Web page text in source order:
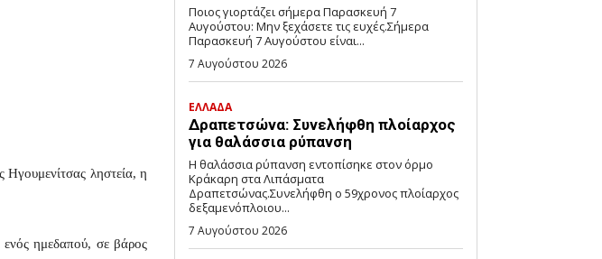
Ηγουμενίτσας ληστεία, η
ενός ημεδαπού, σε βάρος
Ποιος γιορτάζει σήμερα Παρασκευή 7
Αυγούστου: Μην ξεχάσετε τις ευχές.Σήμερα
Παρασκευή 7 Αυγούστου είναι...
7 Αυγούστου 2026
ΕΛΛΑΔΑ
Δραπετσώνα: Συνελήφθη πλοίαρχος
για θαλάσσια ρύπανση
Η θαλάσσια ρύπανση εντοπίσηκε στον όρμο
Κράκαρη στα Λιπάσματα
Δραπετσώνας.Συνελήφθη ο 59χρονος πλοίαρχος
δεξαμενόπλοιου...
7 Αυγούστου 2026